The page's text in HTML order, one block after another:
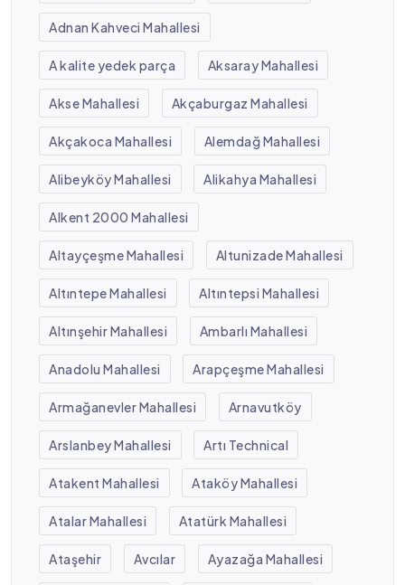
Adnan Kahveci Mahallesi
A kalite yedek parça Aksaray Mahallesi
Akse Mahallesi Akçaburgaz Mahallesi
Akçakoca Mahallesi Alemdağ Mahallesi
Alibeyköy Mahallesi Alikahya Mahallesi
Alkent 2000 Mahallesi
Altayçeşme Mahallesi Altunizade Mahallesi
Altıntepe Mahallesi Altıntepsi Mahallesi
Altınşehir Mahallesi Ambarlı Mahallesi
Anadolu Mahallesi Arapçeşme Mahallesi
Armağanevler Mahallesi Arnavutköy
Arslanbey Mahallesi Artı Technical
Atakent Mahallesi Ataköy Mahallesi
Atalar Mahallesi Atatürk Mahallesi
Ataşehir Avcılar Ayazağa Mahallesi